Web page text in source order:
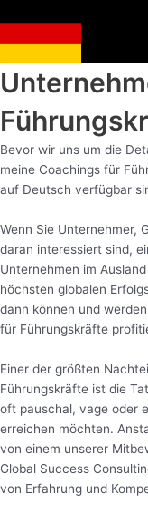
Bevor wir uns um die
meine Coachings für
auf Deutsch verfügbar
Wenn Sie Unternehmer,
daran interessiert sind,
Unternehmen im
höchsten globalen
dann können und
für Führungskräfte
Einer der größten
Führungskräfte ist die
oft pauschal, vage oder
erreichen möchten.
von einem unserer
Global Success
von Erfahrung und